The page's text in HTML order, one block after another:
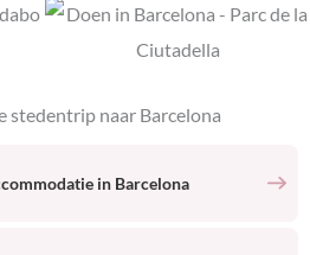
stedentrip naar Barcelona
in Barcelona